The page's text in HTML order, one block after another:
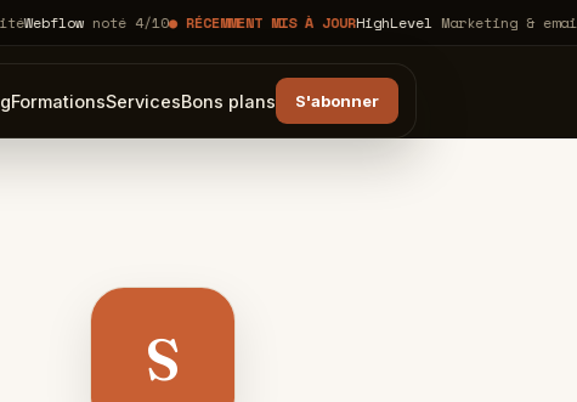
noté 4/10● RÉCEMMENT MIS À JOUR HighLevelMarketing & emailing
FormationsServicesBons plans S'abonner
S